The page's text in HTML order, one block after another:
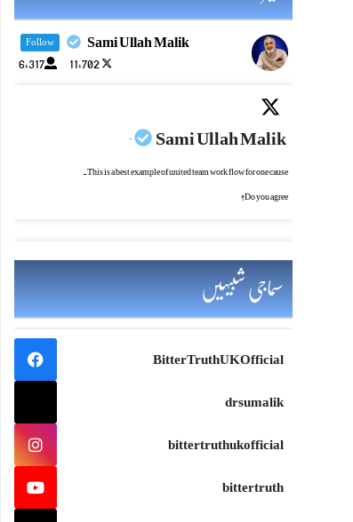
Sami Ullah Malik
Follow
11,702
6,317
Sami Ullah Malik
·
This is a best example of united team work flow for one cause.
Do you agree?
Sami Ullah Malik
سمندرجتناوسیع ہو،جہازکواتنی ہی مضبوط سمت درکارہوتی ہے۔اور تہذیب جتنی بلند ہو،اسے اتنی ہی گہری
#wisdom #knowledge
سماجی شبیہیں
BitterTruthUKOfficial
drsumalik
bittertruthukofficial
bittertruth